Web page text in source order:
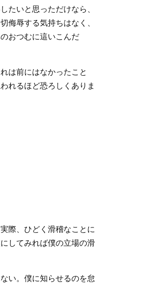
たいと思っただけなら、
侮辱する気持ちはなく、
おつむに這いこんだ
は前にはなかったこと
れるほど恐ろしくありま
際、ひどく滑稽なことに
してみれば僕の立場の滑
い。僕に知らせるのを怠